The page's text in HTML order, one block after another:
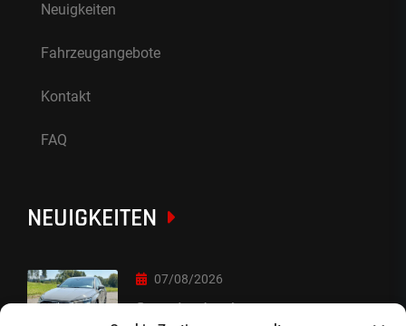
Neuigkeiten
Fahrzeugangebote
Kontakt
FAQ
NEUIGKEITEN
07/08/2026
Sorry Leute :-)